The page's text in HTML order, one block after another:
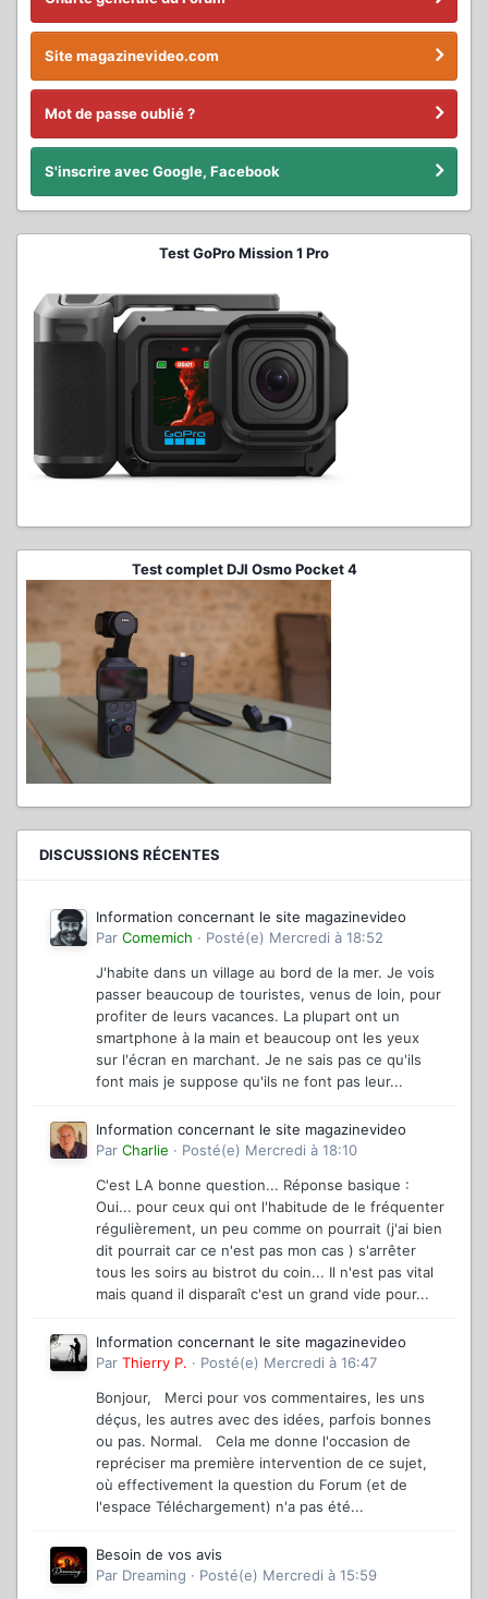
Site magazinevideo.com
Mot de passe oublié ?
S'inscrire avec Google, Facebook
Test GoPro Mission 1 Pro
Test complet DJI Osmo Pocket 4
DISCUSSIONS RÉCENTES
Information concernant le site magazinevideo
Par Comemich · Posté(e) Mercredi à 18:52
J'habite dans un village au bord de la mer. Je vois
passer beaucoup de touristes, venus de loin, pour
profiter de leurs vacances. La plupart ont un
smartphone à la main et beaucoup ont les yeux
sur l'écran en marchant. Je ne sais pas ce qu'ils
font mais je suppose qu'ils ne font pas leur...
Information concernant le site magazinevideo
Par Charlie · Posté(e) Mercredi à 18:10
C'est LA bonne question... Réponse basique :
Oui... pour ceux qui ont l'habitude de le fréquenter
régulièrement, un peu comme on pourrait (j'ai bien
dit pourrait car ce n'est pas mon cas ) s'arrêter
tous les soirs au bistrot du coin... Il n'est pas vital
mais quand il disparaît c'est un grand vide pour...
Information concernant le site magazinevideo
Par Thierry P. · Posté(e) Mercredi à 16:47
Bonjour, Merci pour vos commentaires, les uns
déçus, les autres avec des idées, parfois bonnes
ou pas. Normal. Cela me donne l'occasion de
repréciser ma première intervention de ce sujet,
où effectivement la question du Forum (et de
l'espace Téléchargement) n'a pas été...
Besoin de vos avis
Par Dreaming · Posté(e) Mercredi à 15:59